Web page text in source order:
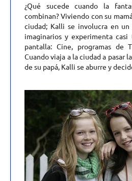
¿Qué sucede cuando la
combinan? Viviendo con su
ciudad; Kalli se involucra en
imaginarios y experimenta
pantalla: Cine, programas de
Cuando viaja a la ciudad a pasar
de su papá, Kalli se aburre y